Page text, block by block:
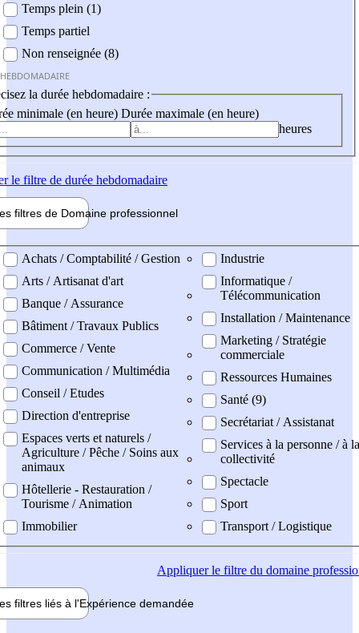
Temps plein (1)
Temps partiel
Non renseignée (8)
la durée hebdomadaire :
minimale (en heure) Durée maximale (en heure)
heures
le filtre de durée hebdomadaire
filtres de Domaine professionnel
professionel
Achats / Comptabilité / Gestion
Arts / Artisanat d'art
Banque / Assurance
Bâtiment / Travaux Publics
Commerce / Vente
Communication / Multimédia
Conseil / Etudes
Direction d'entreprise
Espaces verts et naturels /
Agriculture / Pêche / Soins aux
animaux
Hôtellerie - Restauration /
Tourisme / Animation
Immobilier
Industrie
Informatique /
Télécommunication
Installation / Maintenance
Marketing / Stratégie
commerciale
Ressources Humaines
Santé (9)
Secrétariat / Assistanat
Services à la personne / à la
collectivité
Spectacle
Sport
Transport / Logistique
Appliquerle filtre du domaine
filtres liés à l'Expérience demandée